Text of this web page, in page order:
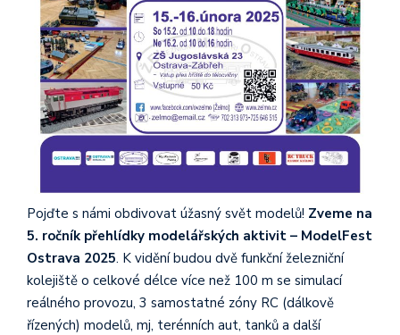
Pojďte s námi obdivovat úžasný svět modelů! Zveme na
5. ročník přehlídky modelářských aktivit – ModelFest
Ostrava 2025. K vidění budou dvě funkční železniční
kolejiště o celkové délce více než 100 m se simulací
reálného provozu, 3 samostatné zóny RC (dálkově
řízených) modelů, mj, terénních aut, tanků a další